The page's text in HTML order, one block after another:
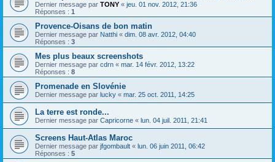
Dernier message par TONY « jeu. 01 nov. 2012, 21:36
Réponses : 1
Provence-Oisans de bon matin
Dernier message par Natthi « dim. 08 avr. 2012, 04:40
Réponses : 3
Mes plus beaux screenshots
Dernier message par cdrn « mar. 14 févr. 2012, 13:22
Réponses : 8
Promenade en Slovénie
Dernier message par lucky « mar. 25 oct. 2011, 14:25
La terre est ronde...
Dernier message par Capricorne « lun. 04 juil. 2011, 21:41
Screens Haut-Atlas Maroc
Dernier message par jfgombault « lun. 06 juin 2011, 06:42
Réponses : 5